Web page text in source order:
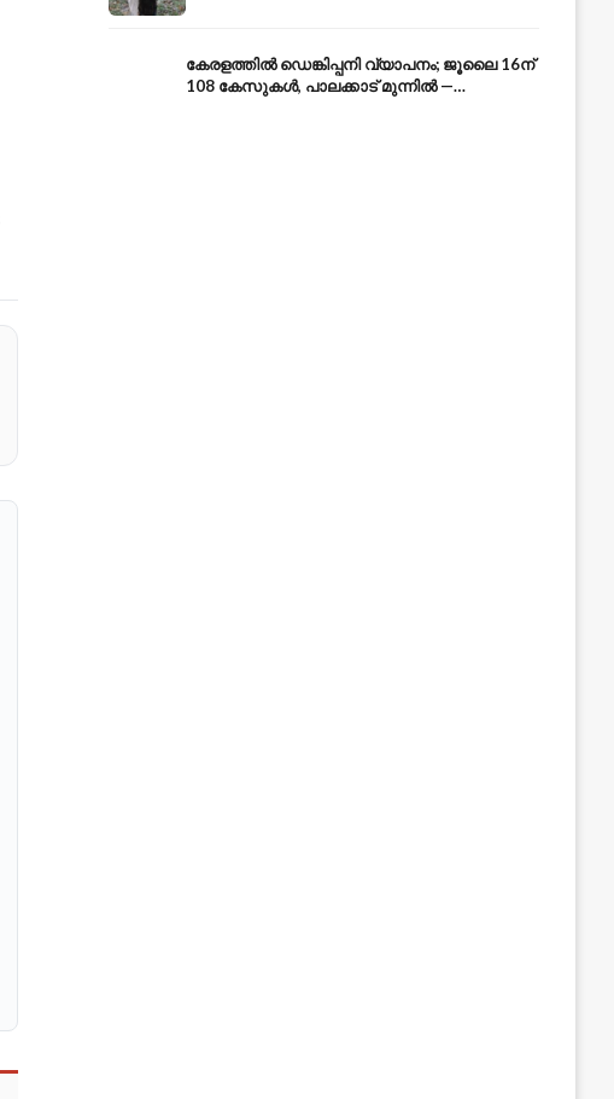
കേരളത്തിൽ ഡെങ്കിപ്പനി വ്യാപനം; ജൂലൈ 16ന്
108 കേസുകൾ, പാലക്കാട് മുന്നിൽ —